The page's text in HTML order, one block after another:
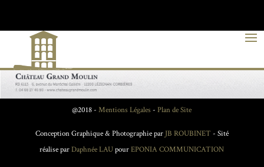
@2018 - Mentions Légales - Plan de Site
Conception Graphique & Photographie par JB ROUBINET - Sité
réalise parDaphnée LAUpourEPONIA COMMUNICATION